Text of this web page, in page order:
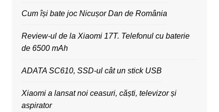
Cum își bate joc Nicușor Dan de România
Review-ul de la Xiaomi 17T. Telefonul cu baterie
de 6500 mAh
ADATA SC610, SSD-ul cât un stick USB
Xiaomi a lansat noi ceasuri, căști, televizor și
aspirator